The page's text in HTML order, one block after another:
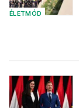
ÉLETMÓD